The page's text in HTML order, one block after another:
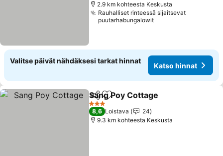
2.9 km kohteesta Keskusta
Rauhalliset rinteessä sijaitsevat
puutarhabungalowit
Valitse päivät nähdäksesi tarkat hinnat
Katso hinnat
Jaa Lisää suosikkeihin
Sang Poy Cottage
3 Tähtiluokitus
8,6 Loistava
24
9.3 km kohteesta Keskusta